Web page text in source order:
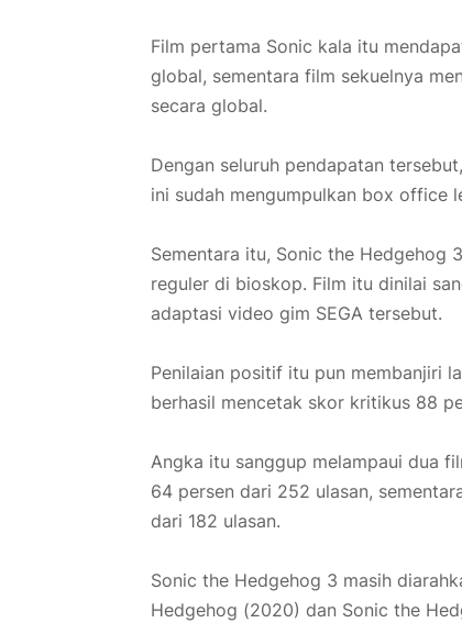
Film pertama Sonic kala itu
global, sementara film sekuelnya
secara global.
Dengan seluruh pendapatan
ini sudah mengumpulkan box office
Sementara itu, Sonic the Hedgehog
reguler di bioskop. Film itu dinilai
adaptasi video gim SEGA tersebut.
Penilaian positif itu pun membanjiri
berhasil mencetak skor kritikus 88
Angka itu sanggup melampaui dua
64 persen dari 252 ulasan,
dari 182 ulasan.
Sonic the Hedgehog 3 masih
Hedgehog (2020) dan Sonic the